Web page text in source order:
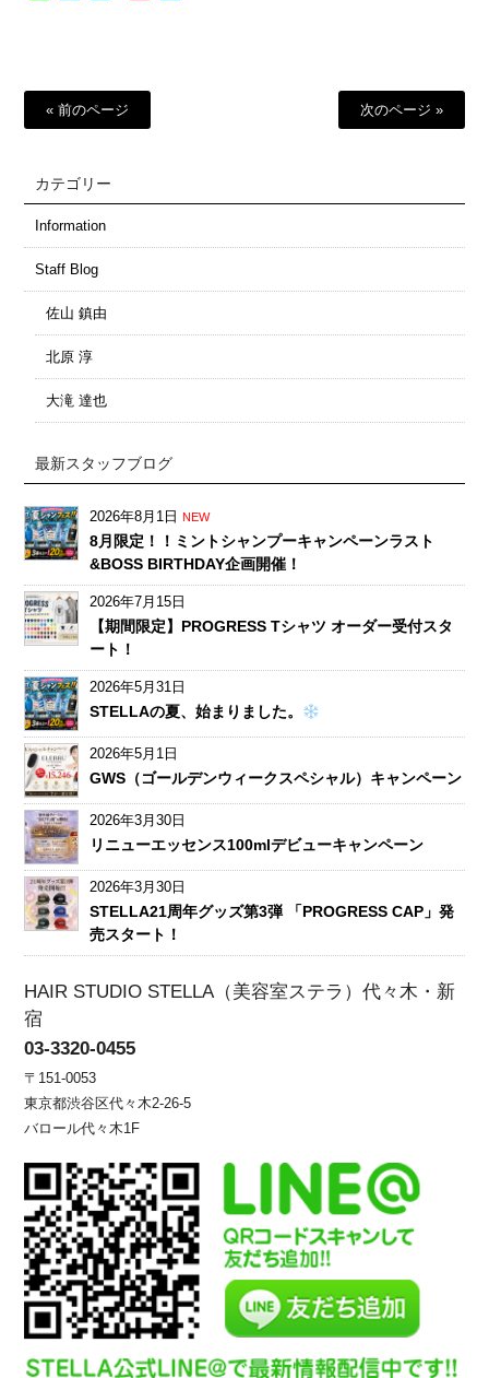
« 前のページ 次のページ »
カテゴリー
Information
Staff Blog
佐山 鎮由
北原 淳
大滝 達也
最新スタッフブログ
2026年8月1日 NEW
8月限定！！ミントシャンプーキャンペーンラスト
&BOSS BIRTHDAY企画開催！
2026年7月15日
【期間限定】PROGRESS Tシャツ オーダー受付スタ
ート！
2026年5月31日
STELLAの夏、始まりました。
2026年5月1日
GWS（ゴールデンウィークスペシャル）キャンペーン
2026年3月30日
リニューエッセンス100mlデビューキャンペーン
2026年3月30日
STELLA21周年グッズ第3弾 「PROGRESS CAP」発
売スタート！
HAIR STUDIO STELLA（美容室ステラ）代々木・新
宿
03-3320-0455
〒151-0053
東京都渋谷区代々木2-26-5
バロール代々木1F